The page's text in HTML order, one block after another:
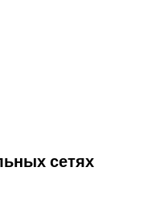
сетях